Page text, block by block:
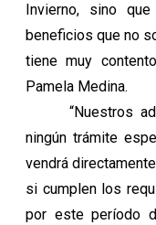
Invierno, sino
beneficios que no
tiene muy
Pamela Medina.
“Nuestros
ningún trámite
vendrá
si cumplen los
por este período